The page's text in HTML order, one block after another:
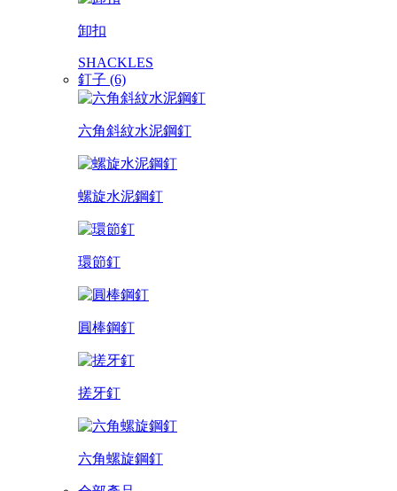
卸扣
SHACKLES
釘子 (6)
六角斜紋水泥鋼釘
螺旋水泥鋼釘
環節釘
圓棒鋼釘
搓牙釘
六角螺旋鋼釘